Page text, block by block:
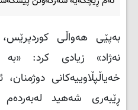
بەپێی هەواڵی
نەژاد» زیادی کرد:
خەیاڵپڵاوییەکانی
ڕێبەری شەهید